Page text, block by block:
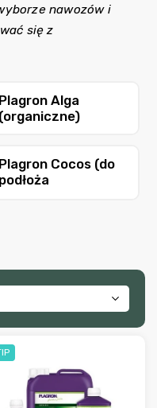
nawozów i
się z
Plagron Alga
(organiczne)
Plagron Cocos (do
podłoża